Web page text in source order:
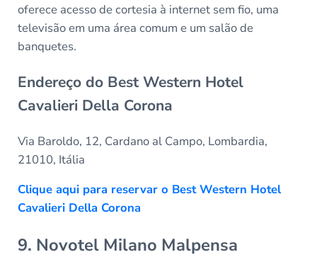
oferece acesso de cortesia à internet sem fio, uma
televisão em uma área comum e um salão de
banquetes.
Endereço do Best Western Hotel
Cavalieri Della Corona
Via Baroldo, 12, Cardano al Campo, Lombardia,
21010, Itália
Clique aqui para reservar o Best Western Hotel
Cavalieri Della Corona
9. Novotel Milano Malpensa